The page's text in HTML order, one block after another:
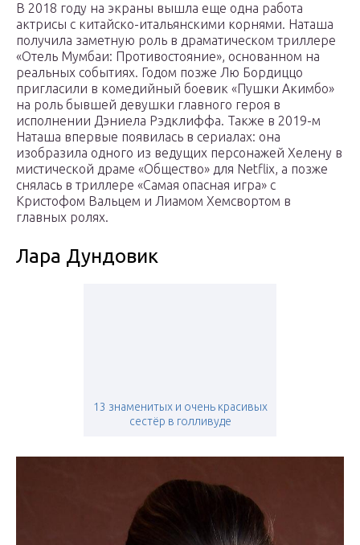
В 2018 году на экраны вышла еще одна работа
актрисы с китайско-итальянскими корнями. Наташа
получила заметную роль в драматическом триллере
«Отель Мумбаи: Противостояние», основанном на
реальных событиях. Годом позже Лю Бордиццо
пригласили в комедийный боевик «Пушки Акимбо»
на роль бывшей девушки главного героя в
исполнении Дэниела Рэдклиффа. Также в 2019-м
Наташа впервые появилась в сериалах: она
изобразила одного из ведущих персонажей Хелену в
мистической драме «Общество» для Netflix, а позже
снялась в триллере «Самая опасная игра» с
Кристофом Вальцем и Лиамом Хемсвортом в
главных ролях.
Лара Дундовик
13 знаменитых и очень красивых
сестёр в голливуде